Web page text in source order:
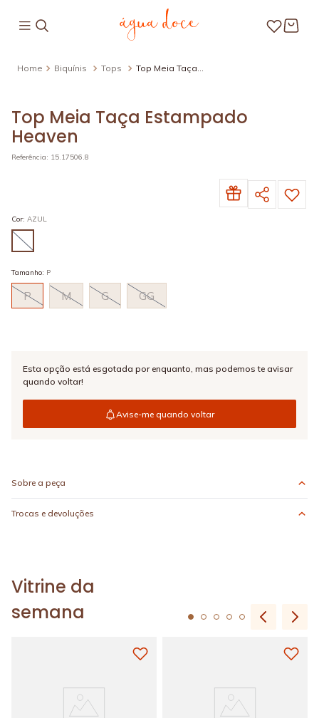
Biquínis Tops
Top Meia Taça
Top Meia Taça Estampado
Heaven
Referência: 15.17506.8
Cor: AZUL
Tamanho: P
P M G GG
Esta opção está esgotada por enquanto, mas podemos te avisar
quando voltar!
Avise-me quando voltar
Sobre a peça
Trocas e devoluções
Vitrine da
semana